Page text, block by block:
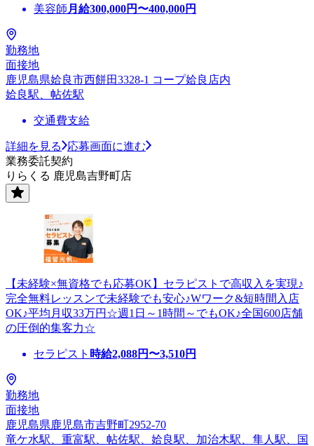
美容師 月給300,000円〜400,000円
勤務地
面接地
鹿児島県姶良市西餅田3328-1 コープ姶良店内
姶良駅、帖佐駅
交通費支給
詳細を見る
応募画面に進む
業務委託契約
りらくる 鹿児島吉野町店
【未経験×無資格でも応募OK】セラピストで高収入を実現♪
完全無料レッスンで未経験でも安心♪Wワーク&短時間入店
OK♪平均月収33万円☆週1日～1時間～でもOK♪全国600店舗
の圧倒的集客力☆
セラピスト 時給2,088円〜3,510円
勤務地
面接地
鹿児島県鹿児島市吉野町2952-70
竜ケ水駅、重富駅、帖佐駅、姶良駅、加治木駅、隼人駅、国